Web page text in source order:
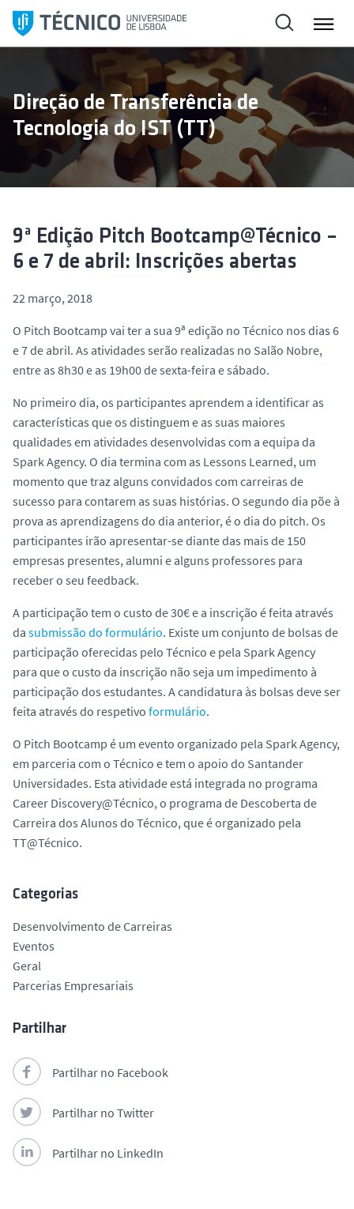
l
a
Direção de Transferência de
Tecnologia do IST (TT)
9ª Edição Pitch Bootcamp@Técnico –
6 e 7 de abril: Inscrições abertas
22 março, 2018
O Pitch Bootcamp vai ter a sua 9ª edição no Técnico nos dias 6
e 7 de abril. As atividades serão realizadas no Salão Nobre,
entre as 8h30 e as 19h00 de sexta-feira e sábado.
No primeiro dia, os participantes aprendem a identificar as
características que os distinguem e as suas maiores
qualidades em atividades desenvolvidas com a equipa da
Spark Agency. O dia termina com as Lessons Learned, um
momento que traz alguns convidados com carreiras de
sucesso para contarem as suas histórias. O segundo dia põe à
prova as aprendizagens do dia anterior, é o dia do pitch. Os
participantes irão apresentar-se diante das mais de 150
empresas presentes, alumni e alguns professores para
receber o seu feedback.
A participação tem o custo de 30€ e a inscrição é feita através
da submissão do formulário. Existe um conjunto de bolsas de
participação oferecidas pelo Técnico e pela Spark Agency
para que o custo da inscrição não seja um impedimento à
participação dos estudantes. A candidatura às bolsas deve ser
feita através do respetivo formulário.
O Pitch Bootcamp é um evento organizado pela Spark Agency,
em parceria com o Técnico e tem o apoio do Santander
Universidades. Esta atividade está integrada no programa
Career Discovery@Técnico, o programa de Descoberta de
Carreira dos Alunos do Técnico, que é organizado pela
TT@Técnico.
Categorias
Desenvolvimento de Carreiras
Eventos
Geral
Parcerias Empresariais
Partilhar
Partilhar no Facebook
Partilhar no Twitter
Partilhar no LinkedIn